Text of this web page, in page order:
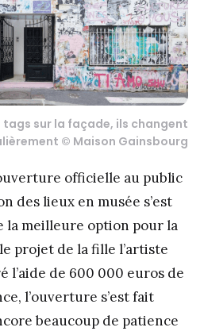
tags sur la façade, ils changent
© Maison Gainsbourg
officielle au public
des lieux en musée s’est
la meilleure option pour la
projet de la fille l’artiste
l’aide de 600 000 euros de
l’ouverture s’est fait
beaucoup de patience